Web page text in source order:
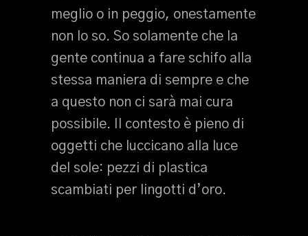
meglio o in peggio, onestamente
non lo so. So solamente che la
gente continua a fare schifo alla
stessa maniera di sempre e che
a questo non ci sarà mai cura
possibile. Il contesto è pieno di
oggetti che luccicano alla luce
del sole: pezzi di plastica
scambiati per lingotti d’oro.